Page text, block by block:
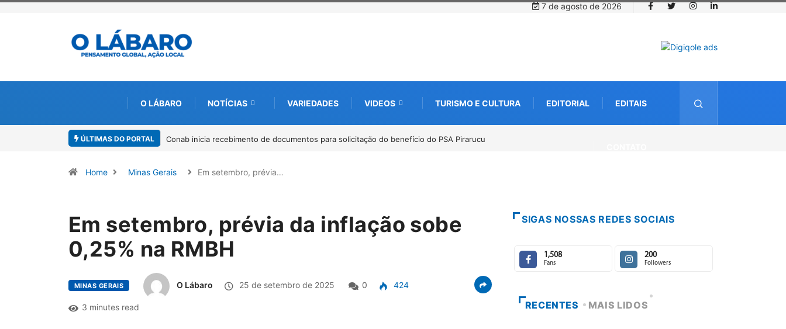
7 de agosto de 2026
O LÁBARO NOTÍCIAS VARIEDADES VIDEOS TURISMO E CULTURA EDITORIAL EDITAIS
ÚLTIMAS DO PORTAL Conab inicia recebimento de documentos para solicitação do benefício do PSA Pirarucu
Home Minas Gerais Em setembro, prévia…
Em setembro, prévia da inflação sobe
0,25% na RMBH
MINAS GERAIS O Lábaro 25 de setembro de 2025 0 424
3 minutes read
SIGAS NOSSAS REDES SOCIAIS
1,508
Fans
200
Followers
RECENTES MAIS LIDOS